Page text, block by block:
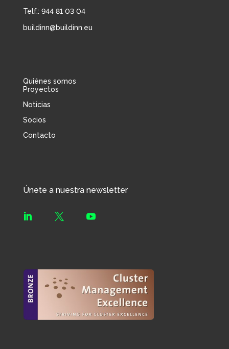
Telf.: 944 81 03 04
buildinn@buildinn.eu
Quiénes somos
Proyectos
Noticias
Socios
Contacto
Únete a nuestra newsletter
  